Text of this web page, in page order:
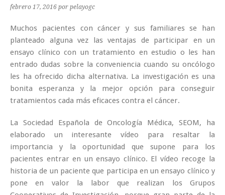
febrero 17, 2016 por pelayogc
Muchos pacientes con cáncer y sus familiares se han
planteado alguna vez las ventajas de participar en un
ensayo clínico con un tratamiento en estudio o les han
entrado dudas sobre la conveniencia cuando su oncólogo
les ha ofrecido dicha alternativa. La investigación es una
bonita esperanza y la mejor opción para conseguir
tratamientos cada más eficaces contra el cáncer.
La Sociedad Española de Oncología Médica, SEOM, ha
elaborado un interesante vídeo para resaltar la
importancia y la oportunidad que supone para los
pacientes entrar en un ensayo clínico. El vídeo recoge la
historia de un paciente que participa en un ensayo clínico y
pone en valor la labor que realizan los Grupos